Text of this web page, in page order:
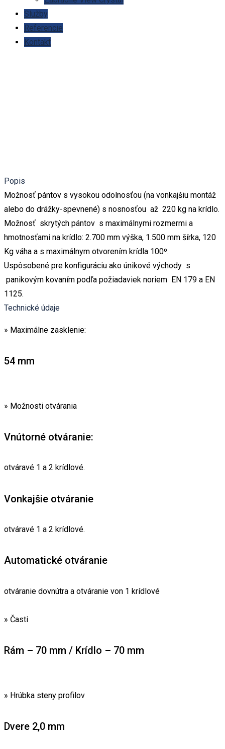
Služby
Referencie
Kontakt
Popis
Možnosť pántov s vysokou odolnosťou (na vonkajšiu montáž
alebo do drážky-spevnené) s nosnosťou až 220 kg na krídlo.
Možnosť skrytých pántov s maximálnymi rozmermi a
hmotnosťami na krídlo: 2.700 mm výška, 1.500 mm šírka, 120
Kg váha a s maximálnym otvorením krídla 100º.
Uspôsobené pre konfiguráciu ako únikové východy s
panikovým kovaním podľa požiadaviek noriem EN 179 a EN
1125.
Technické údaje
» Maximálne zasklenie:
54 mm
» Možnosti otvárania
Vnútorné otváranie:
otváravé 1 a 2 krídlové.
Vonkajšie otváranie
otváravé 1 a 2 krídlové.
Automatické otváranie
otváranie dovnútra a otváranie von 1 krídlové
» Časti
Rám – 70 mm / Krídlo – 70 mm
» Hrúbka steny profilov
Dvere 2,0 mm